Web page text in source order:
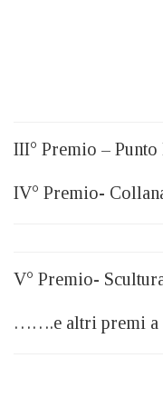
III° Premio –
IV° Premio-
V° Premio-
…….e altri premi a